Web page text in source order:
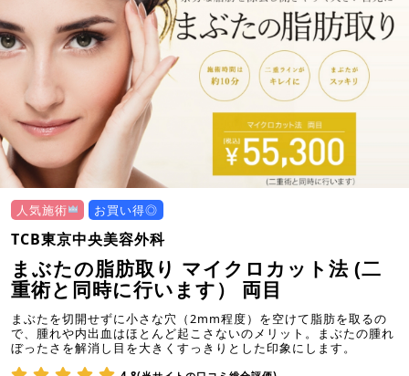
人気施術 お買い得◎
TCB東京中央美容外科
まぶたの脂肪取り マイクロカット法 (二
重術と同時に行います） 両目
まぶたを切開せずに小さな穴（2mm程度）を空けて脂肪を取るの
で、腫れや内出血はほとんど起こさないのメリット。まぶたの腫れ
ぼったさを解消し目を大きくすっきりとした印象にします。